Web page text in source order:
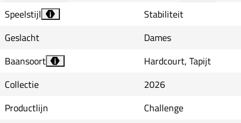
Speelstijl i
Stabiliteit
Geslacht
Dames
Baansoort
i
Hardcourt, Tapijt
Collectie
2026
Productlijn
Challenge